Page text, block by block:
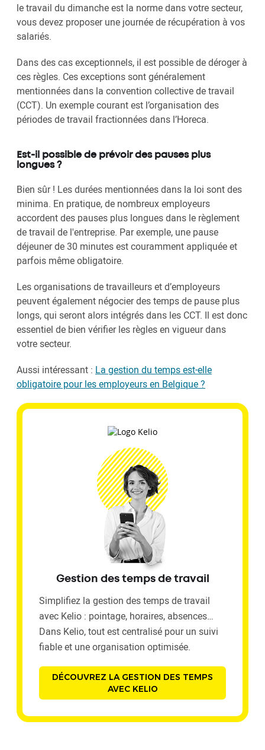
le travail du dimanche est la norme dans votre secteur,
vous devez proposer une journée de récupération à vos
salariés.
Dans des cas exceptionnels, il est possible de déroger à
ces règles. Ces exceptions sont généralement
mentionnées dans la convention collective de travail
(CCT). Un exemple courant est l’organisation des
périodes de travail fractionnées dans l’Horeca.
Est-il possible de prévoir des pauses plus
longues ?
Bien sûr ! Les durées mentionnées dans la loi sont des
minima. En pratique, de nombreux employeurs
accordent des pauses plus longues dans le règlement
de travail de l'entreprise. Par exemple, une pause
déjeuner de 30 minutes est couramment appliquée et
parfois même obligatoire.
Les organisations de travailleurs et d’employeurs
peuvent également négocier des temps de pause plus
longs, qui seront alors intégrés dans les CCT. Il est donc
essentiel de bien vérifier les règles en vigueur dans
votre secteur.
Aussi intéressant : La gestion du temps est-elle
obligatoire pour les employeurs en Belgique ?
Gestion des temps de travail
Simplifiez la gestion des temps de travail
avec Kelio : pointage, horaires, absences…
Dans Kelio, tout est centralisé pour un suivi
fiable et une organisation optimisée.
DÉCOUVREZ LA GESTION DES TEMPS
AVEC KELIO